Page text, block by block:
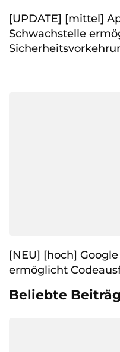
[UPDATE] [mittel]
Schwachstelle
[NEU] [hoch]
ermöglicht
Beliebte